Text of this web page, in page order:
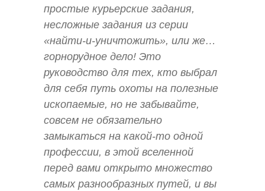
простые курьерские задания,
несложные задания из серии
«найти-и-уничтожить», или же…
горнорудное дело! Это
руководство для тех, кто выбрал
для себя путь охоты на полезные
ископаемые, но не забывайте,
совсем не обязательно
замыкаться на какой-то одной
профессии, в этой вселенной
перед вами открыто множество
самых разнообразных путей, и вы